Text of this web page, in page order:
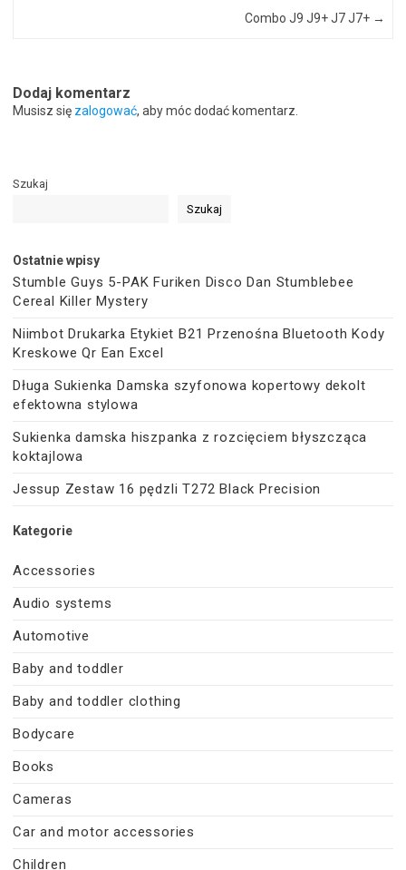
Combo J9 J9+ J7 J7+ →
Dodaj komentarz
Musisz się zalogować, aby móc dodać komentarz.
Szukaj
Szukaj
Ostatnie wpisy
Stumble Guys 5-PAK Furiken Disco Dan Stumblebee
Cereal Killer Mystery
Niimbot Drukarka Etykiet B21 Przenośna Bluetooth Kody
Kreskowe Qr Ean Excel
Długa Sukienka Damska szyfonowa kopertowy dekolt
efektowna stylowa
Sukienka damska hiszpanka z rozcięciem błyszcząca
koktajlowa
Jessup Zestaw 16 pędzli T272 Black Precision
Kategorie
Accessories
Audio systems
Automotive
Baby and toddler
Baby and toddler clothing
Bodycare
Books
Cameras
Car and motor accessories
Children